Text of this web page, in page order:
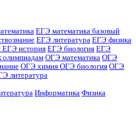
ЕГЭ математика базовый
ЕГЭ литература ЕГЭ физика
ЕГЭ история ЕГЭ биология ЕГЭ
олимпиадам ОГЭ математика ОГЭ
ОГЭ химия ОГЭ биология ОГЭ
литература
Информатика Физика